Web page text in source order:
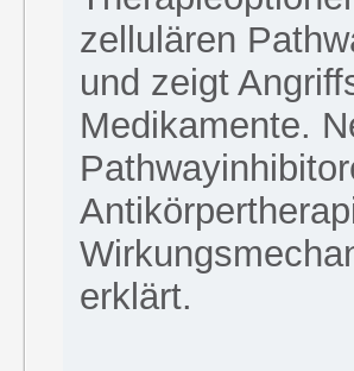
zellulären
und zeigt
Medikamente.
erklärt.